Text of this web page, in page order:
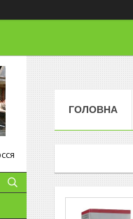
ГОЛОВНА